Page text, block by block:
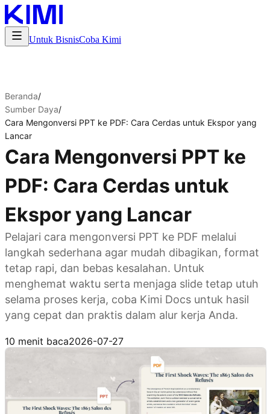
Untuk BisnisCoba Kimi
Beranda/
Sumber Daya/
Cara Mengonversi PPT ke PDF: Cara Cerdas untuk Ekspor yang
Lancar
Cara Mengonversi PPT ke
PDF: Cara Cerdas untuk
Ekspor yang Lancar
Pelajari cara mengonversi PPT ke PDF melalui
langkah sederhana agar mudah dibagikan, format
tetap rapi, dan bebas kesalahan. Untuk
menghemat waktu serta menjaga slide tetap utuh
selama proses kerja, coba Kimi Docs untuk hasil
yang cepat dan praktis dalam alur kerja Anda.
10 menit baca2026-07-27